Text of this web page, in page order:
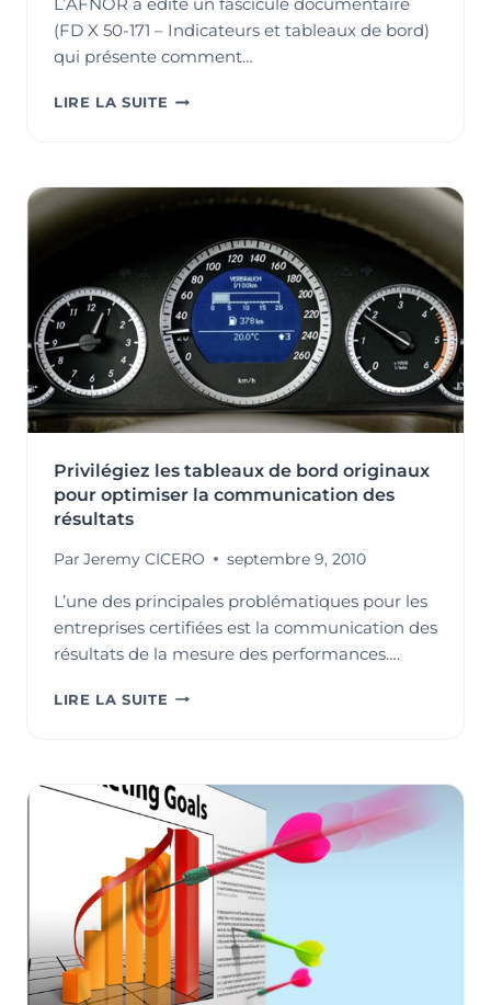
(FD X 50-171 – Indicateurs et tableaux de bord)
qui présente comment…
LIRE LA SUITE COMMENT
PERTINENTS
POUR
L’EFFICACITÉ
DES
SYSTÈMES
DE
MANAGEMENT
?
Privilégiez les tableaux de bord originaux
pour optimiser la communication des
résultats
Par Jeremy CICERO septembre 9, 2010
L’une des principales problématiques pour les
entreprises certifiées est la communication des
résultats de la mesure des performances….
LIRE LA SUITE PRIVILÉGIEZ
BORD
ORIGINAUX
POUR
OPTIMISER
LA
COMMUNICATION
DES
RÉSULTATS